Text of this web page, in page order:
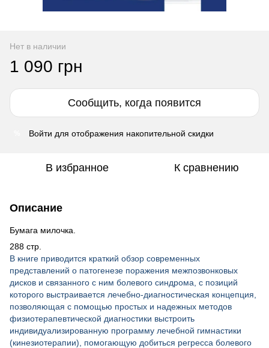
Нет в наличии
1 090 грн
Сообщить, когда появится
Войти для отображения накопительной скидки
В избранное К сравнению
Описание
Бумага милочка.
288 стр.
В книге приводится краткий обзор современных
представлений о патогенезе поражения межпозвонковых
дисков и связанного с ним болевого синдрома, с позиций
которого выстраивается лечебно-диагностическая концепция,
позволяющая с помощью простых и надежных методов
физиотерапевтической диагностики выстроить
индивидуализированную программу лечебной гимнастики
(кинезиотерапии), помогающую добиться регресса болевого